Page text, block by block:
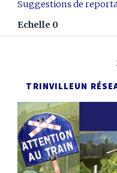
Suggestions de
Echelle 0
TRINVILLEUN